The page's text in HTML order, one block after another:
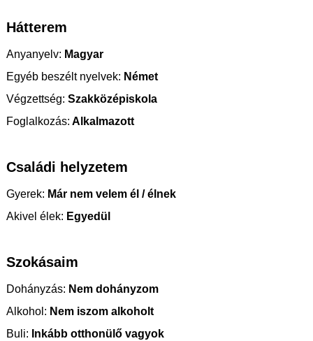
Hátterem
Anyanyelv: Magyar
Egyéb beszélt nyelvek: Német
Végzettség: Szakközépiskola
Foglalkozás: Alkalmazott
Családi helyzetem
Gyerek: Már nem velem él / élnek
Akivel élek: Egyedül
Szokásaim
Dohányzás: Nem dohányzom
Alkohol: Nem iszom alkoholt
Buli: Inkább otthonülő vagyok